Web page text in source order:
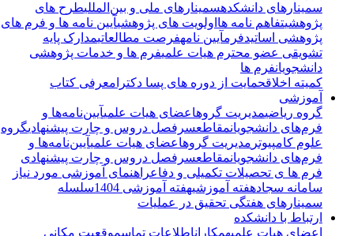
سمینارهای دانشکدهسمینارهای ملی و بین‌المللیطرح های
پژوهشیتفاهم نامه هااولویت های پژوهشیآیین نامه ها و فرم های
پژوهشی اساتیدفرم آیین نامهفرصت مطالعاتیمدارک پایه
تشویقی عضو محترم هیات علمیفرم ها و خدمات پژوهشی
دانشجویانفرم ها
کمیته اخلاقحمایت از دوره های پسا دکترامعرفی کتاب
آموزشی
گروه ریاضیمدیریت گروهاعضای هیات علمیآیین‌نامه‌ها و
فرم‌های دانشجویانمقاطعسرفصل دروس و چارت پیشنهادیگروه
علوم کامپیوترمدیریت گروهاعضای هیات علمیآیین‌نامه‌ها و
فرم‌های دانشجویانمقاطعسرفصل دروس و چارت پیشنهادی
فرم ها ی تحصیلات تکمیلی و دفاعراهنمای آموزشی مورد نیاز
سامانه سجادهفته آموزشیهفته آموزشی 1404
سلسله
سمینارهای هفتگی تحقیق در عملیات
ارتباط با دانشکده
اعضای هیات علمیهمکاران اطلاعات تماسموقعیت مکانی